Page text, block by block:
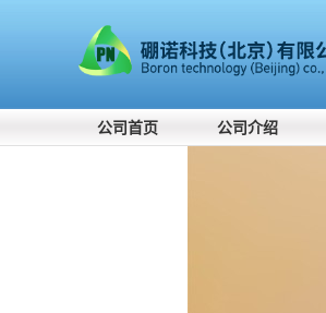
公司首页 公司介绍